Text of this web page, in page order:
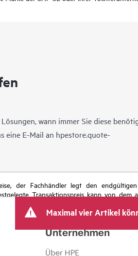
wann immer Sie diese
eine E-Mail an hpestore.quote-
der Fachhändler legt den
Transaktionspreis kann von
dem Ende der Lebensdauer
Maximal vier Artikel
Unternehmen
Über HPE